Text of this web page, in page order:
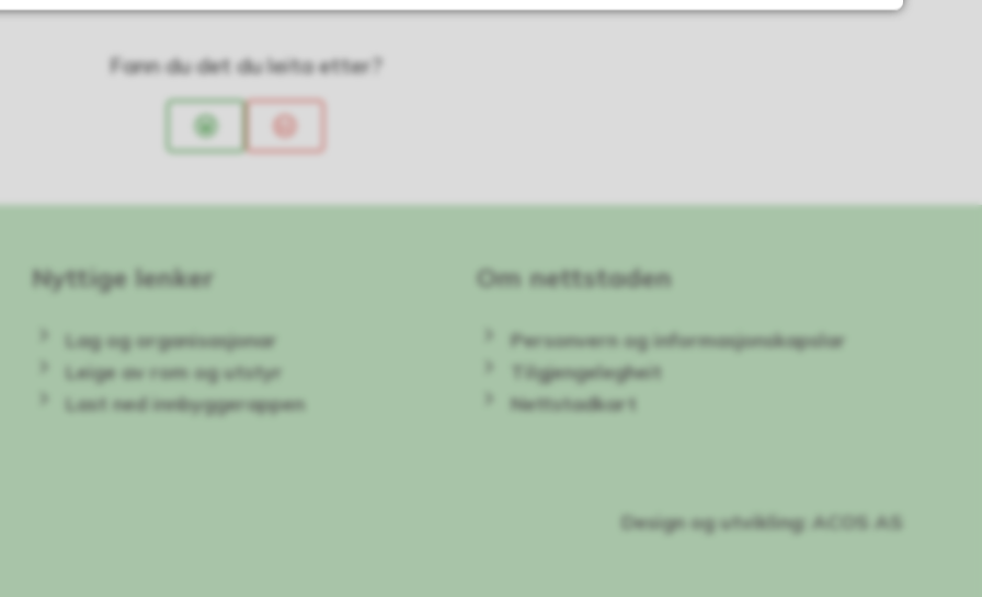
Fann du det du leita etter?
Ja Nei
Nyttige lenker
Lag og organisasjonar
Leige av rom og utstyr
Last ned innbyggerappen
Om nettstaden
Personvern og informasjonskapslar
Tilgjengelegheit
Nettstadkart
Design og utvikling: ACOS AS